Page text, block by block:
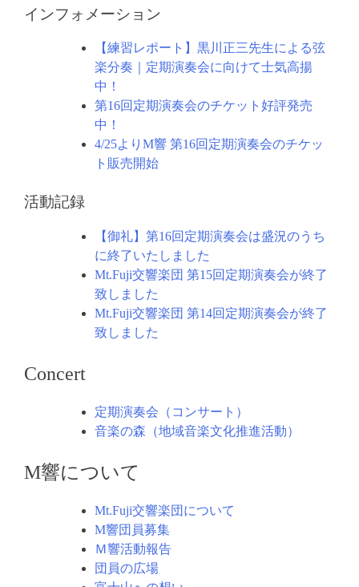
インフォメーション
【練習レポート】黒川正三先生による弦
楽分奏｜定期演奏会に向けて士気高揚
中！
第16回定期演奏会のチケット好評発売
中！
4/25よりM響 第16回定期演奏会のチケッ
ト販売開始
活動記録
【御礼】第16回定期演奏会は盛況のうち
に終了いたしました
Mt.Fuji交響楽団 第15回定期演奏会が終了
致しました
Mt.Fuji交響楽団 第14回定期演奏会が終了
致しました
Concert
定期演奏会（コンサート）
音楽の森（地域音楽文化推進活動）
M響について
Mt.Fuji交響楽団について
M響団員募集
Ｍ響活動報告
団員の広場